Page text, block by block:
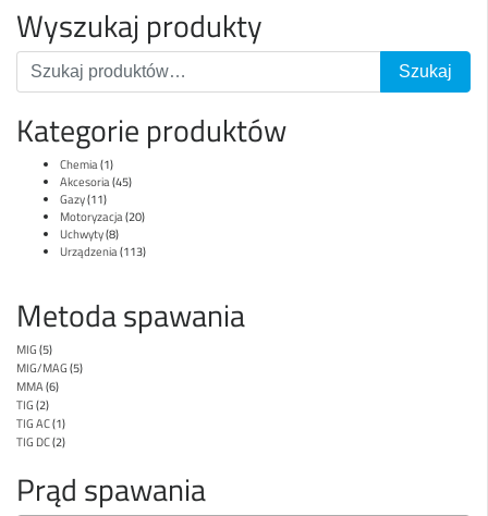
Wyszukaj produkty
Kategorie produktów
Chemia(1)
Akcesoria(45)
Gazy(11)
Motoryzacja(20)
Uchwyty(8)
Urządzenia(113)
Metoda spawania
MIG(5)
MIG/MAG(5)
MMA(6)
TIG(2)
TIG AC(1)
TIG DC(2)
Prąd spawania